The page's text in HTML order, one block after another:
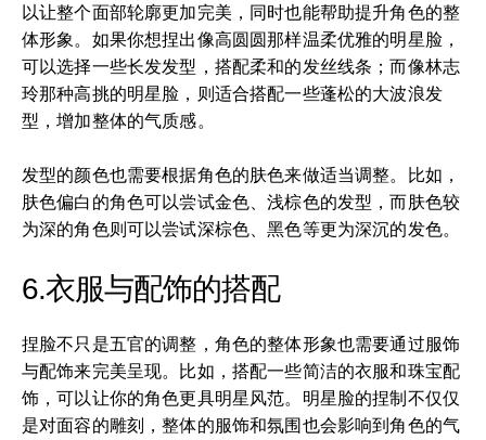
以让整个面部轮廓更加完美，同时也能帮助提升角色的整
体形象。如果你想捏出像高圆圆那样温柔优雅的明星脸，
可以选择一些长发发型，搭配柔和的发丝线条；而像林志
玲那种高挑的明星脸，则适合搭配一些蓬松的大波浪发
型，增加整体的气质感。
发型的颜色也需要根据角色的肤色来做适当调整。比如，
肤色偏白的角色可以尝试金色、浅棕色的发型，而肤色较
为深的角色则可以尝试深棕色、黑色等更为深沉的发色。
6.衣服与配饰的搭配
捏脸不只是五官的调整，角色的整体形象也需要通过服饰
与配饰来完美呈现。比如，搭配一些简洁的衣服和珠宝配
饰，可以让你的角色更具明星风范。明星脸的捏制不仅仅
是对面容的雕刻，整体的服饰和氛围也会影响到角色的气